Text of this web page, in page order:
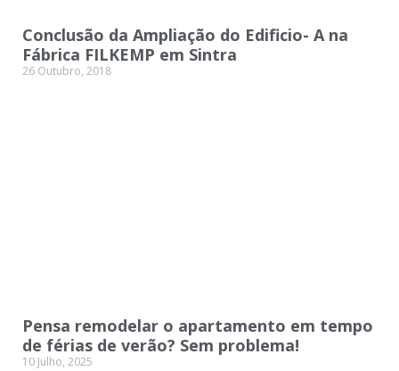
Conclusão da Ampliação do Edificio- A na
Fábrica FILKEMP em Sintra
26 Outubro, 2018
Pensa remodelar o apartamento em tempo
de férias de verão? Sem problema!
10 Julho, 2025